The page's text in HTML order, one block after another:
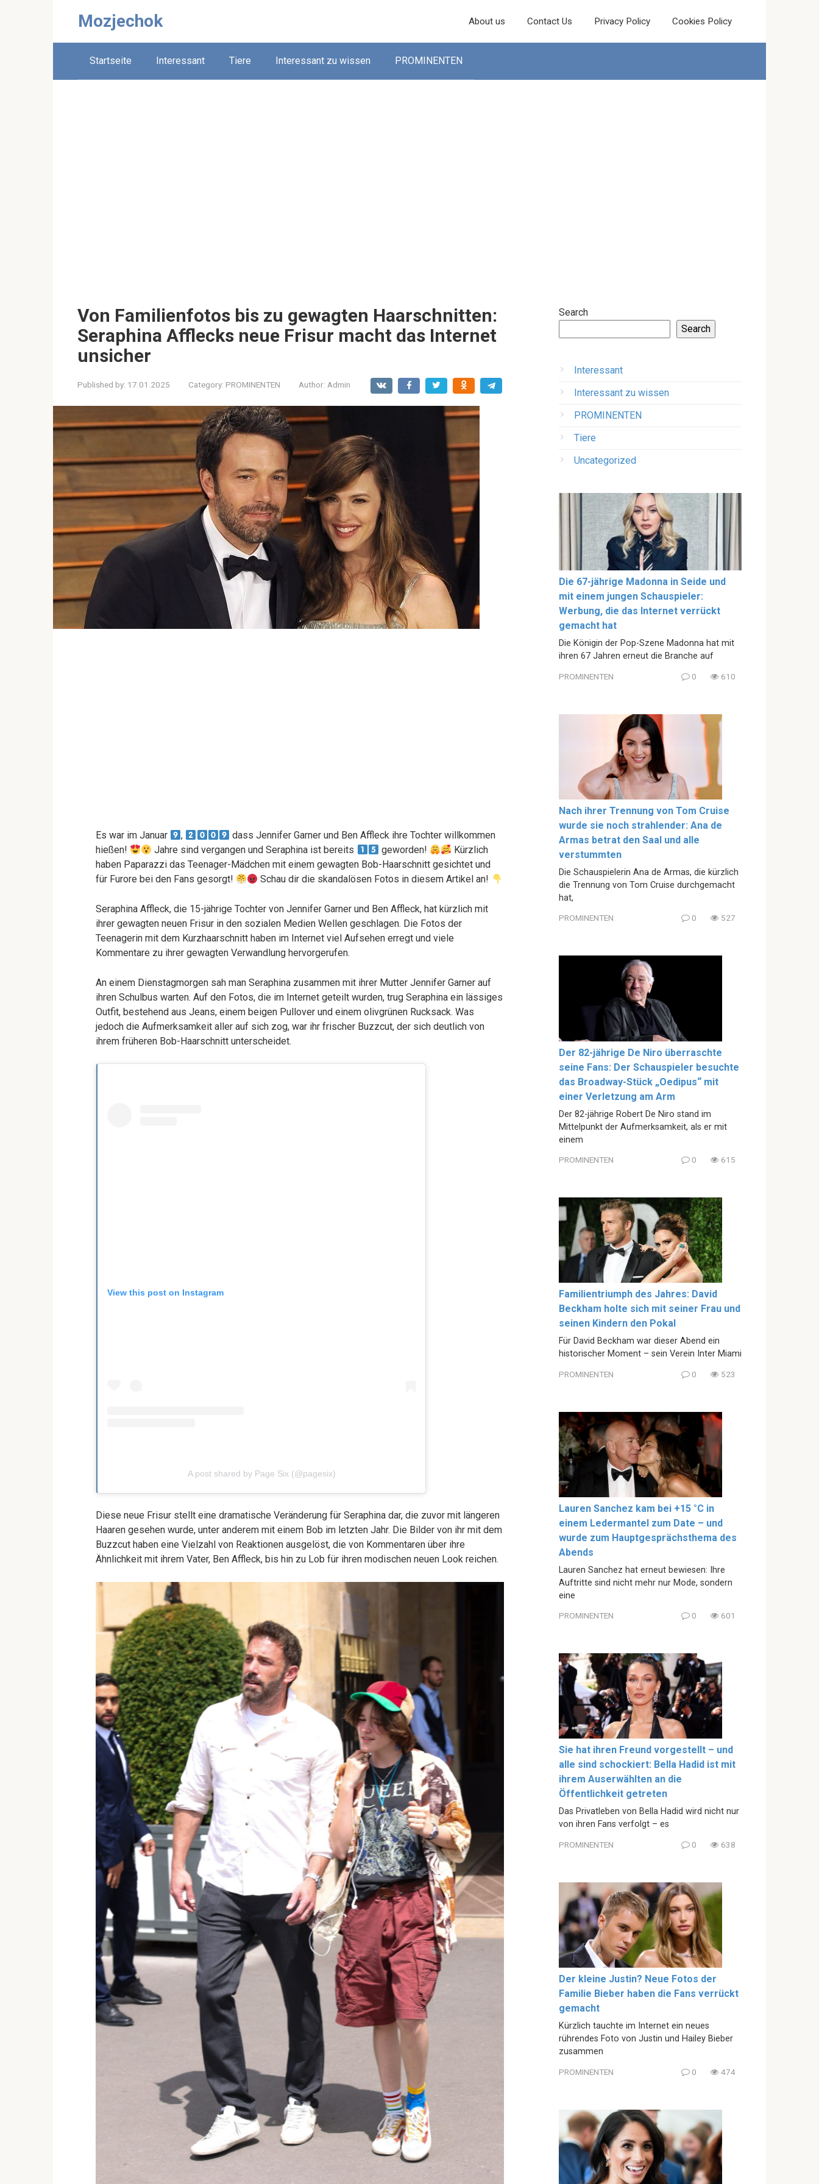
Mozjechok About us Contact Us Privacy Policy Cookies Policy
Startseite Interessant Tiere Interessant zu wissen PROMINENTEN
Von Familienfotos bis zu gewagten Haarschnitten:
Seraphina Afflecks neue Frisur macht das Internet
unsicher
Published by: 17.01.2025 Category: PROMINENTEN Author: Admin
Es war im Januar ,
dass Jennifer Garner und Ben Affleck ihre Tochter willkommen
hießen!
Jahre sind vergangen und Seraphina ist bereits geworden!
Kürzlich
haben Paparazzi das Teenager-Mädchen mit einem gewagten Bob-Haarschnitt gesichtet und
für Furore bei den Fans gesorgt!
Schau dir die skandalösen Fotos in diesem Artikel an!
Seraphina Affleck, die 15-jährige Tochter von Jennifer Garner und Ben Affleck, hat kürzlich mit
ihrer gewagten neuen Frisur in den sozialen Medien Wellen geschlagen. Die Fotos der
Teenagerin mit dem Kurzhaarschnitt haben im Internet viel Aufsehen erregt und viele
Kommentare zu ihrer gewagten Verwandlung hervorgerufen.
An einem Dienstagmorgen sah man Seraphina zusammen mit ihrer Mutter Jennifer Garner auf
ihren Schulbus warten. Auf den Fotos, die im Internet geteilt wurden, trug Seraphina ein lässiges
Outfit, bestehend aus Jeans, einem beigen Pullover und einem olivgrünen Rucksack. Was
jedoch die Aufmerksamkeit aller auf sich zog, war ihr frischer Buzzcut, der sich deutlich von
ihrem früheren Bob-Haarschnitt unterscheidet.
View this post on Instagram
A post shared by Page Six (@pagesix)
Diese neue Frisur stellt eine dramatische Veränderung für Seraphina dar, die zuvor mit längeren
Haaren gesehen wurde, unter anderem mit einem Bob im letzten Jahr. Die Bilder von ihr mit dem
Buzzcut haben eine Vielzahl von Reaktionen ausgelöst, die von Kommentaren über ihre
Ähnlichkeit mit ihrem Vater, Ben Affleck, bis hin zu Lob für ihren modischen neuen Look reichen.
Search
Search
Interessant
Interessant zu wissen
PROMINENTEN
Tiere
Uncategorized
Die 67-jährige Madonna in Seide und
mit einem jungen Schauspieler:
Werbung, die das Internet verrückt
gemacht hat
Die Königin der Pop-Szene Madonna hat mit
ihren 67 Jahren erneut die Branche auf
PROMINENTEN 0 610
Nach ihrer Trennung von Tom Cruise
wurde sie noch strahlender: Ana de
Armas betrat den Saal und alle
verstummten
Die Schauspielerin Ana de Armas, die kürzlich
die Trennung von Tom Cruise durchgemacht
hat,
PROMINENTEN 0 527
Der 82-jährige De Niro überraschte
seine Fans: Der Schauspieler besuchte
das Broadway-Stück „Oedipus“ mit
einer Verletzung am Arm
Der 82-jährige Robert De Niro stand im
Mittelpunkt der Aufmerksamkeit, als er mit
einem
PROMINENTEN 0 615
Familientriumph des Jahres: David
Beckham holte sich mit seiner Frau und
seinen Kindern den Pokal
Für David Beckham war dieser Abend ein
historischer Moment – sein Verein Inter Miami
PROMINENTEN 0 523
Lauren Sanchez kam bei +15 °C in
einem Ledermantel zum Date – und
wurde zum Hauptgesprächsthema des
Abends
Lauren Sanchez hat erneut bewiesen: Ihre
Auftritte sind nicht mehr nur Mode, sondern
eine
PROMINENTEN 0 601
Sie hat ihren Freund vorgestellt – und
alle sind schockiert: Bella Hadid ist mit
ihrem Auserwählten an die
Öffentlichkeit getreten
Das Privatleben von Bella Hadid wird nicht nur
von ihren Fans verfolgt – es
PROMINENTEN 0 638
Der kleine Justin? Neue Fotos der
Familie Bieber haben die Fans verrückt
gemacht
Kürzlich tauchte im Internet ein neues
rührendes Foto von Justin und Hailey Bieber
zusammen
PROMINENTEN 0 474